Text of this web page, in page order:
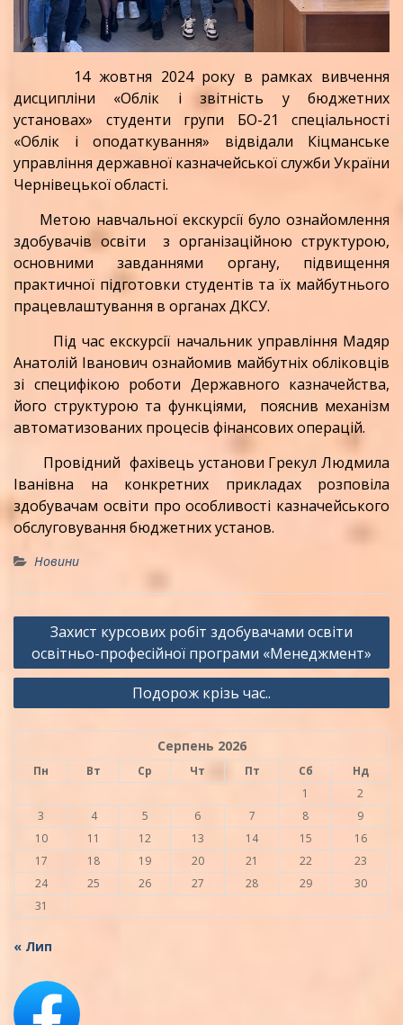
14 жовтня 2024 року в рамках вивчення
дисципліни «Облік і звітність у бюджетних
установах» студенти групи БО-21 спеціальності
«Облік і оподаткування» відвідали Кіцманське
управління державної казначейської служби України
Чернівецької області.
Метою навчальної екскурсії було ознайомлення
здобувачів освіти з організаційною структурою,
основними завданнями органу, підвищення
практичної підготовки студентів та їх майбутнього
працевлаштування в органах ДКСУ.
Під час екскурсії начальник управління Мадяр
Анатолій Іванович ознайомив майбутніх обліковців
зі специфікою роботи Державного казначейства,
його структурою та функціями, пояснив механізм
автоматизованих процесів фінансових операцій.
Провідний фахівець установи Грекул Людмила
Іванівна на конкретних прикладах розповіла
здобувачам освіти про особливості казначейського
обслуговування бюджетних установ.
Новини
Навігація
записів
Захист курсових робіт здобувачами освіти
освітньо-професійної програми «Менеджмент»
Подорож крізь час..
Серпень 2026
Пн Вт Ср Чт Пт Сб
Нд
1
2
3
4 5 6 7 8
9
10
11 12 13 14 15
16
17
18 19 20 21 22
23
24
25 26 27 28 29
30
31
« Лип